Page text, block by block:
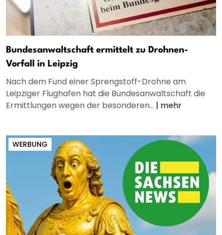
Bundesanwaltschaft ermittelt zu Drohnen-
Vorfall in Leipzig
Nach dem Fund einer Sprengstoff-Drohne am
Leipziger Flughafen hat die Bundesanwaltschaft die
Ermittlungen wegen der besonderen... | mehr
WERBUNG